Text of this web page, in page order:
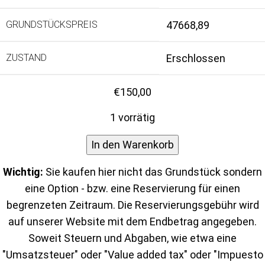
GRUNDSTÜCKSPREIS 47668,89
ZUSTAND Erschlossen
€150,00
1 vorrätig
In den Warenkorb
Wichtig: Sie kaufen hier nicht das Grundstück sondern
eine Option - bzw. eine Reservierung für einen
begrenzeten Zeitraum. Die Reservierungsgebühr wird
auf unserer Website mit dem Endbetrag angegeben.
Soweit Steuern und Abgaben, wie etwa eine
"Umsatzsteuer" oder "Value added tax" oder "Impuesto